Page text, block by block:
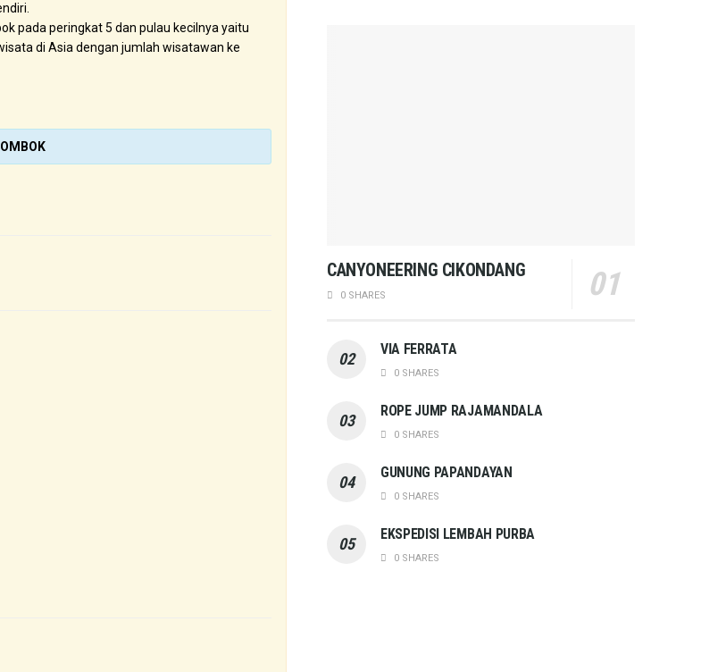
pada peringkat 5 dan pulau kecilnya yaitu
di Asia dengan jumlah wisatawan ke
CANYONEERING CIKONDANG
0 SHARES
VIA FERRATA
0 SHARES
ROPE JUMP RAJAMANDALA
0 SHARES
GUNUNG PAPANDAYAN
0 SHARES
EKSPEDISI LEMBAH PURBA
0 SHARES